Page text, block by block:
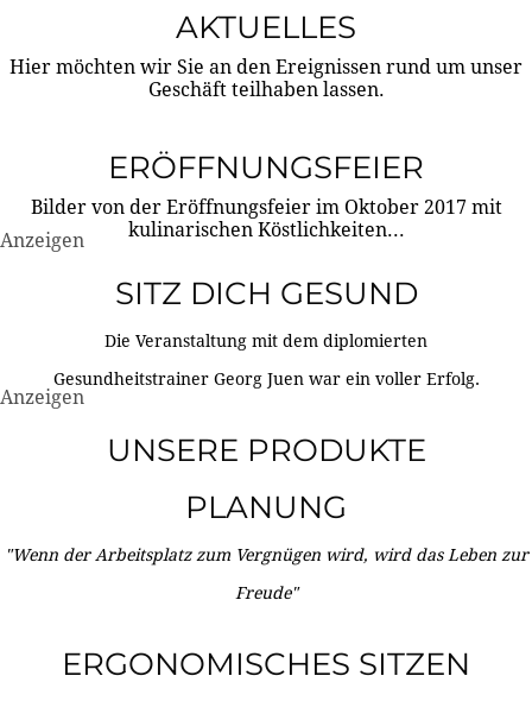
AKTUELLES
Hier möchten wir Sie an den Ereignissen rund um unser
Geschäft teilhaben lassen.
ERÖFFNUNGSFEIER
Bilder von der Eröffnungsfeier im Oktober 2017 mit
kulinarischen Köstlichkeiten...
Anzeigen
SITZ DICH GESUND
Die Veranstaltung mit dem diplomierten
Gesundheitstrainer Georg Juen war ein voller Erfolg.
Anzeigen
UNSERE PRODUKTE
PLANUNG
"Wenn der Arbeitsplatz zum Vergnügen wird, wird das Leben zur
Freude"
ERGONOMISCHES SITZEN